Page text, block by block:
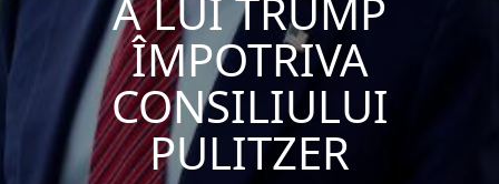
A LUI TRUMP
ÎMPOTRIVA
CONSILIULUI
PULITZER